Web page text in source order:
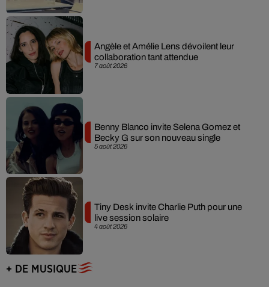
7 août 2026
Angèle et Amélie Lens dévoilent leur
collaboration tant attendue
5 août 2026
Benny Blanco invite Selena Gomez et
Becky G sur son nouveau single
4 août 2026
Tiny Desk invite Charlie Puth pour une
live session solaire
+ DE MUSIQUE